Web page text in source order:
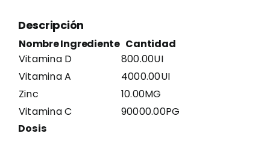
15
SOBRES
DE
15ML
Descripción
Nombre Ingrediente Cantidad
Vitamina D
800.00UI
Vitamina A
4000.00UI
Zinc
10.00MG
Vitamina C
90000.00PG
Dosis